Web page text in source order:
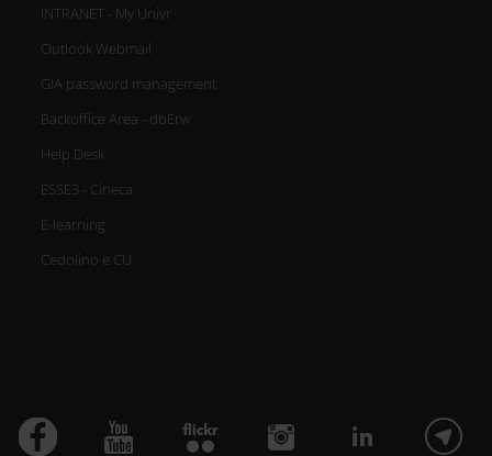
INTRANET - My Univr
Outlook Webmail
GIA password management
Backoffice Area - dbErw
Help Desk
ESSE3 - Cineca
E-learning
Cedolino e CU